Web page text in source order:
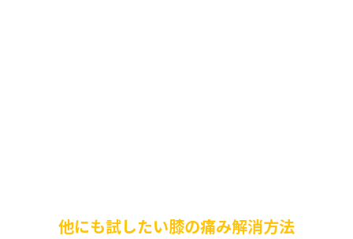
他にも試したい膝の痛み解消方法